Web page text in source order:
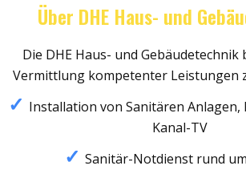
Über DHE Haus- und
Die DHE Haus- und
Vermittlung kompetenter Leistungen
Installation von Sanitären
Kanal-TV
Sanitär-Notdienst rund